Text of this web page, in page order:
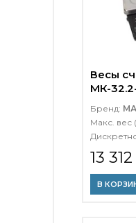
Весы
МК-
Бренд:
Макс. вес
13
В